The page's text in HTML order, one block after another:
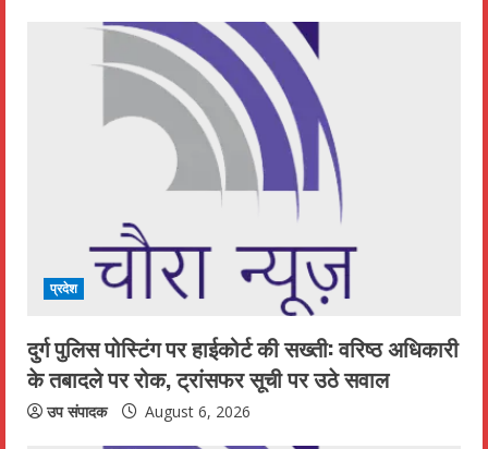
प्रदेश
दुर्ग पुलिस पोस्टिंग पर हाईकोर्ट की सख्ती: वरिष्ठ अधिकारी
के तबादले पर रोक, ट्रांसफर सूची पर उठे सवाल
उप संपादक August 6, 2026